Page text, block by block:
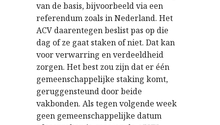
van de basis, bijvoorbeeld via een
referendum zoals in Nederland. Het
ACV daarentegen beslist pas op die
dag of ze gaat staken of niet. Dat kan
voor verwarring en verdeeldheid
zorgen. Het best zou zijn dat er één
gemeenschappelijke staking komt,
geruggensteund door beide
vakbonden. Als tegen volgende week
geen gemeenschappelijke datum